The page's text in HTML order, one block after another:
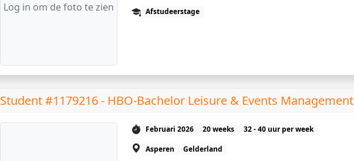
Log in om de foto te zien
Afstudeerstage
Student #1179216 - HBO-Bachelor Leisure & Events Management
Februari 2026 20 weeks
32 - 40 uur per week
Asperen
Gelderland